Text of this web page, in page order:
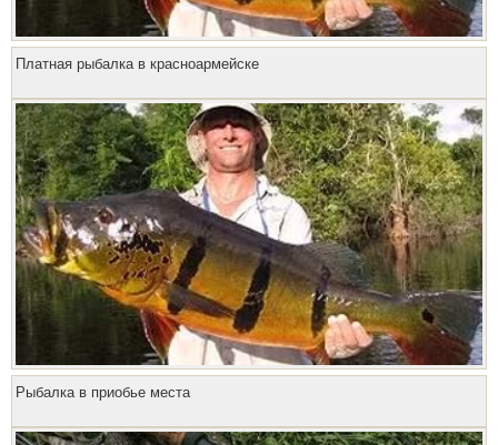
Платная рыбалка в красноармейске
Рыбалка в приобье места